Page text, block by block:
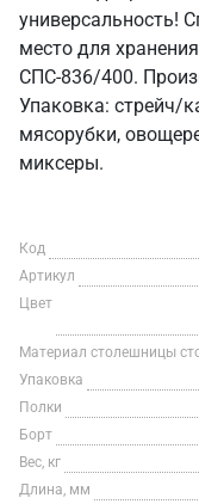
универсальность!
место для
СПС-836/400.
Упаковка: стрейч/
мясорубки,
миксеры.
Код
Артикул
Цвет
Материал столешницы
Упаковка
Полки
Борт
Вес, кг
Длина, мм